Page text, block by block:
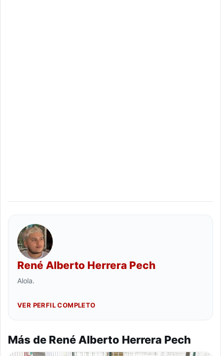
René Alberto Herrera Pech
Alola.
VER PERFIL COMPLETO
Más de René Alberto Herrera Pech